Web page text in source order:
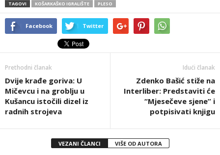
TAGOVI KOŠARKAŠKO IGRALIŠTE PLESO
Facebook Twitter
Prethodni članak
Dvije krađe goriva: U
Mičevcu i na groblju u
Kušancu istočili dizel iz
radnih strojeva
Idući članak
Zdenko Bašić stiže na
Interliber: Predstaviti će
“Mjesečeve sjene” i
potpisivati knjigu
VEZANI ČLANCI VIŠE OD AUTORA